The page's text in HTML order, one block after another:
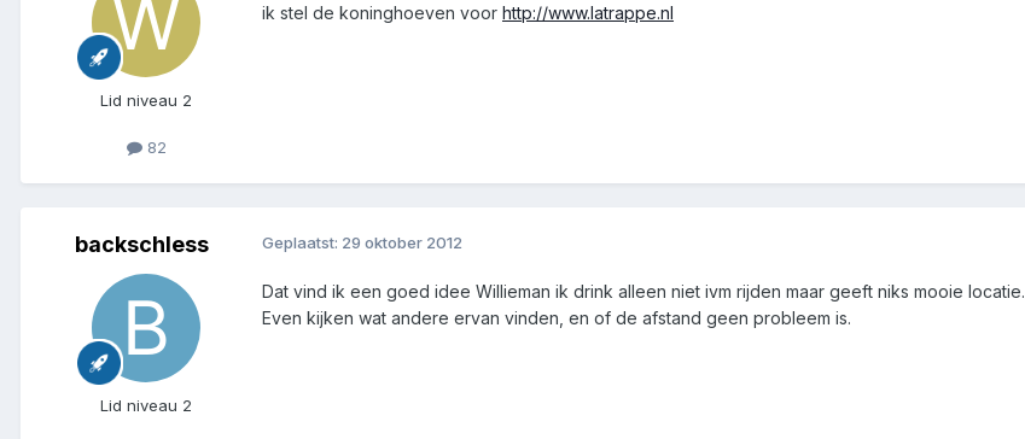
Lid niveau 2
82
ik stel de koninghoeven voor http://www.latrappe.nl
backschless
Lid niveau 2
Geplaatst: 29 oktober 2012
Dat vind ik een goed idee Willieman ik drink alleen niet ivm rijden maar geeft niks mooie locatie.
Even kijken wat andere ervan vinden, en of de afstand geen probleem is.